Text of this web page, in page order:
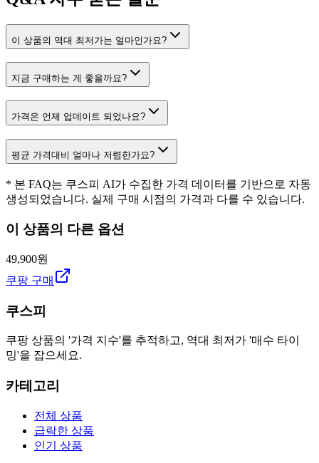
이 상품의 역대 최저가는 얼마인가요?
지금 구매하는 게 좋을까요?
가격은 언제 업데이트 되었나요?
평균 가격대비 얼마나 저렴한가요?
* 본 FAQ는 쿠스피 AI가 수집한 가격 데이터를 기반으로 자동
생성되었습니다. 실제 구매 시점의 가격과 다를 수 있습니다.
이 상품의 다른 옵션
49,900원
쿠팡 구매
쿠스피
쿠팡 상품의 '가격 지수'를 추적하고, 역대 최저가 '매수 타이
밍'을 잡으세요.
카테고리
전체 상품
급락한 상품
인기 상품